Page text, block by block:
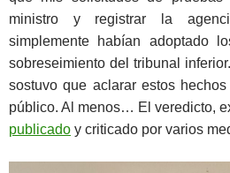
ministro y registrar la
simplemente habían adoptado
sobreseimiento del tribunal
sostuvo que aclarar estos
público. Al menos… El veredicto,
publicado y criticado por varios